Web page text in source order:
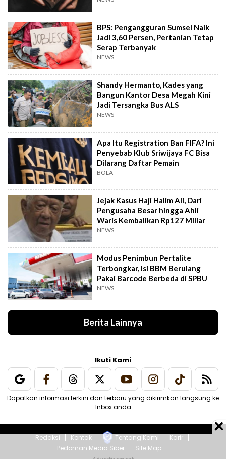
BPS: Pengangguran Sumsel Naik
Jadi 3,60 Persen, Pertanian Tetap
Serap Terbanyak
NEWS
Shandy Hermanto, Kades yang
Bangun Kantor Desa Megah Kini
Jadi Tersangka Bus ALS
NEWS
Apa Itu Registration Ban FIFA? Ini
Penyebab Klub Sriwijaya FC Bisa
Dilarang Daftar Pemain
BOLA
Jejak Kasus Haji Halim Ali, Dari
Pengusaha Besar hingga Ahli
Waris Kembalikan Rp127 Miliar
NEWS
Modus Penimbun Pertalite
Terbongkar, Isi BBM Berulang
Pakai Barcode Berbeda di SPBU
NEWS
Berita Lainnya
Ikuti Kami
Dapatkan informasi terkini dan terbaru yang dikirimkan langsung ke
Inbox anda
Redaksi Kontak Tentang Kami
Karir
Pedoman Media Siber
Site Map